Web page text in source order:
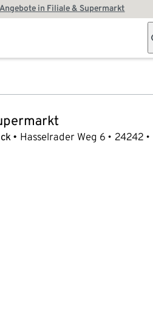
Angebote in Filiale & Supermarkt
Hasselrader Weg 6 24242